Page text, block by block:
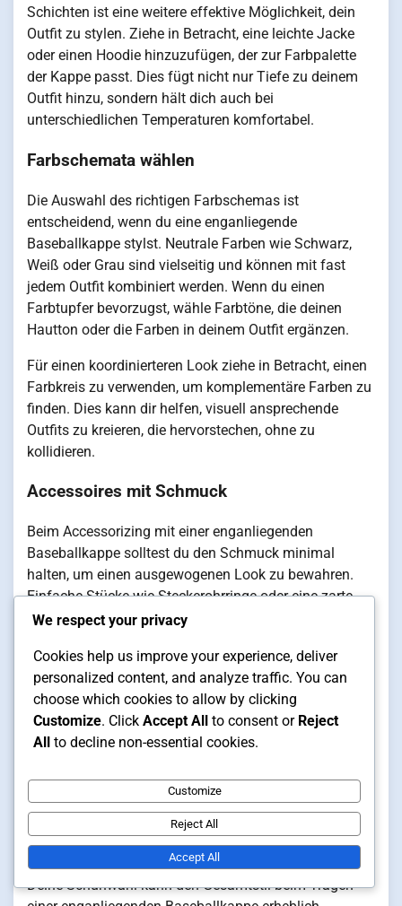
Schichten ist eine weitere effektive Möglichkeit, dein
Outfit zu stylen. Ziehe in Betracht, eine leichte Jacke
oder einen Hoodie hinzuzufügen, der zur Farbpalette
der Kappe passt. Dies fügt nicht nur Tiefe zu deinem
Outfit hinzu, sondern hält dich auch bei
unterschiedlichen Temperaturen komfortabel.
Farbschemata wählen
Die Auswahl des richtigen Farbschemas ist
entscheidend, wenn du eine enganliegende
Baseballkappe stylst. Neutrale Farben wie Schwarz,
Weiß oder Grau sind vielseitig und können mit fast
jedem Outfit kombiniert werden. Wenn du einen
Farbtupfer bevorzugst, wähle Farbtöne, die deinen
Hautton oder die Farben in deinem Outfit ergänzen.
Für einen koordinierteren Look ziehe in Betracht, einen
Farbkreis zu verwenden, um komplementäre Farben zu
finden. Dies kann dir helfen, visuell ansprechende
Outfits zu kreieren, die hervorstechen, ohne zu
kollidieren.
Accessoires mit Schmuck
Beim Accessorizing mit einer enganliegenden
Baseballkappe solltest du den Schmuck minimal
halten, um einen ausgewogenen Look zu bewahren.
Einfache Stücke wie Steckerohrringe oder eine zarte
Halskette können einen Hauch von Eleganz
klobigen Schmuck, der um Aufmerksamkeit
konkurrieren könnte.
Das Schichten subtiler Armbänder oder einer Uhr kann
deinen Stil verbessern, während es lässig bleibt. Wähle
wie Leder oder Metall, um ein kohärentes
Erscheinungsbild zu schaffen.
Abstimmung mit Schuhen
Deine Schuhwahl kann den Gesamtstil beim Tragen
We respect your privacy
Cookies help us improve your experience, deliver
personalized content, and analyze traffic. You can
choose which cookies to allow by clicking
Customize. Click Accept All to consent or Reject
All to decline non-essential cookies.
Customize
Reject All
Accept All